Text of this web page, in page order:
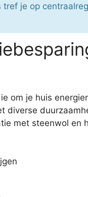
je op
om je huis
diverse
met steenwol